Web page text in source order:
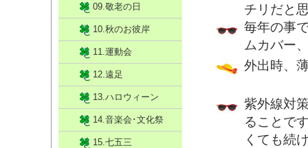
チリだと
毎年の事
ムカバー
外出時、
紫外線対
ることで
くても続
09.敬老の日
10.秋のお彼岸
11.運動会
12.遠足
13.ハロウィーン
14.音楽会･文化祭
15.七五三